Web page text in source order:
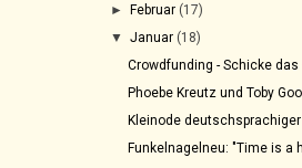
►Februar (17)
▼Januar (18)
Crowdfunding - Schicke das
Phoebe Kreutz und Toby
Kleinode deutschsprachiger
Funkelnagelneu: "Time is a